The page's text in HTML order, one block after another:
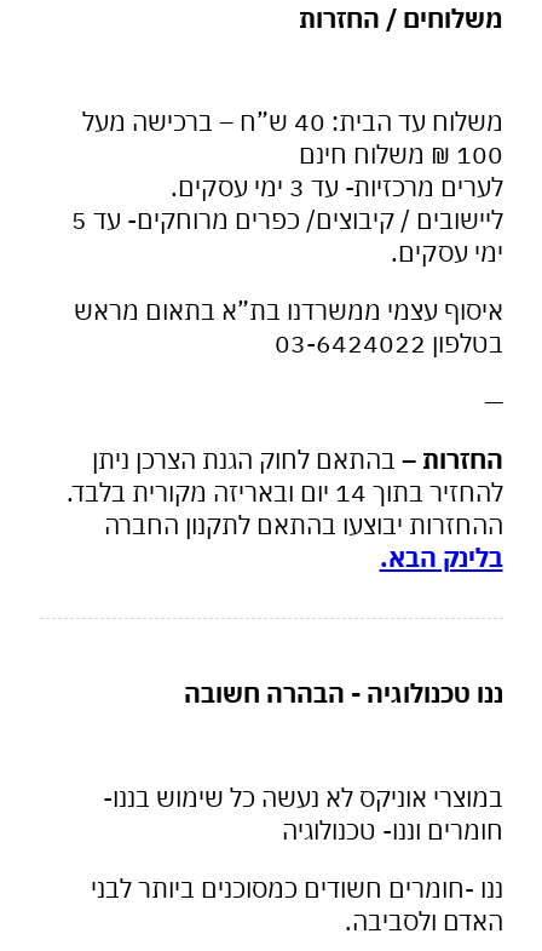
/ החזרות
משלוח עד הבית: 40 ש”ח – ברכישה מעל
מרכזיות- עד 3 ימי עסקים.
ליישובים / קיבוצים/ כפרים מרוחקים- עד 5
עסקים.
עצמי ממשרדנו בת”א בתאום מראש
03-6424022
–בהתאם לחוק הגנת הצרכן ניתן
להחזיר בתוך 14 יום ובאריזה מקורית בלבד.
יבוצעו בהתאם לתקנון החברה
הבא.
טכנולוגיה - הבהרה חשובה
אוניקס לא נעשה כל שימוש בננו-
וננו- טכנולוגיה
-חומרים חשודים כמסוכנים ביותר לבני
ולסביבה.